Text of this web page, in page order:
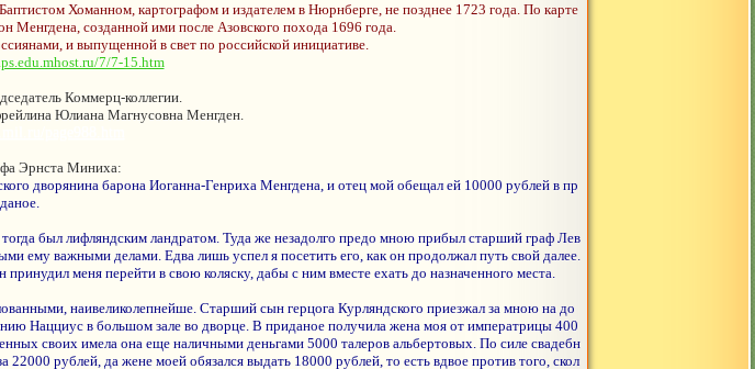
Хоманном, картографом и издателем в Нюрнберге, не позднее 1723 года. По карте
Менгдена, созданной ими после Азовского похода 1696 года.
и выпущенной в свет по российской инициативе.
7/7-15.htm
Коммерц-коллегии.
Юлиана Магнусовна Менгден.
Эрнста Миниха:
дворянина барона Иоганна-Генриха Менгдена, и отец мой обещал ей 10000 рублей в пр
был лифляндским ландратом. Туда же незадолго предо мною прибыл старший граф Лев
ему важными делами. Едва лишь успел я посетить его, как он продолжал путь свой далее.
меня перейти в свою коляску, дабы с ним вместе ехать до назначенного места.
наивеликолепнейше. Старший сын герцога Курляндского приезжал за мною на до
Нацциус в большом зале во дворце. В приданое получила жена моя от императрицы 400
своих имела она еще наличными деньгами 5000 талеров альбертовых. По силе свадебн
рублей, да жене моей обязался выдать 18000 рублей, то есть вдвое против того, скол